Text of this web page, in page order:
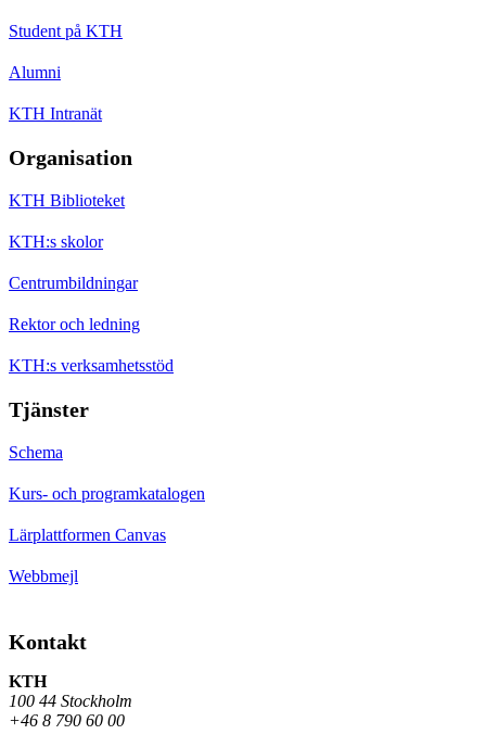
Student på KTH
Alumni
KTH Intranät
Organisation
KTH Biblioteket
KTH:s skolor
Centrumbildningar
Rektor och ledning
KTH:s verksamhetsstöd
Tjänster
Schema
Kurs- och programkatalogen
Lärplattformen Canvas
Webbmejl
Kontakt
KTH
100 44 Stockholm
+46 8 790 60 00